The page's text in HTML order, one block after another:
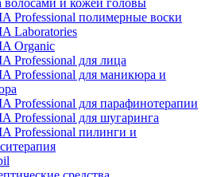
волосами и кожей головы
Professional полимерные воски
Laboratories
Organic
Professional для лица
Professional для маникюра и
Professional для парафинотерапии
Professional для шугаринга
Professional пилинги и